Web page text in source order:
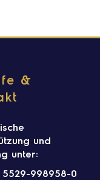
&
und
unter:
5529-998958-0